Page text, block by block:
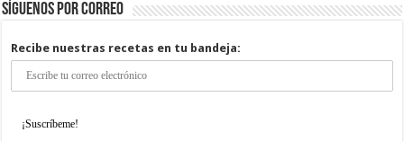
Síguenos por correo
Recibe nuestras recetas en tu bandeja: